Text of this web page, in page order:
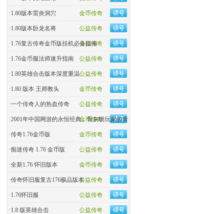
金币传奇
·1.80版本雷炎洞穴
公益传奇
·1.80版本卧龙名将
公益传奇
·1.76复古传奇金币版挂机必备指南
公益传奇
·1.76金币服法师速升指南
公益传奇
·1.80英雄合击版本深度重温
金币传奇
·1.80 版本 王师教头
公益传奇
·一个传奇人的热血传奇
金币传奇
·2001年中国网游的永恒经典，骨灰级玩家的青春回忆杀！
金币传奇
·传奇1.76金币版
公益传奇
·痴迷传奇 1.76 金币版
金币传奇
·全新1.76 怀旧版本
公益传奇
·传奇怀旧服复古176极品版本
公益传奇
·1.76怀旧服
公益传奇
·1.8 版英雄合击